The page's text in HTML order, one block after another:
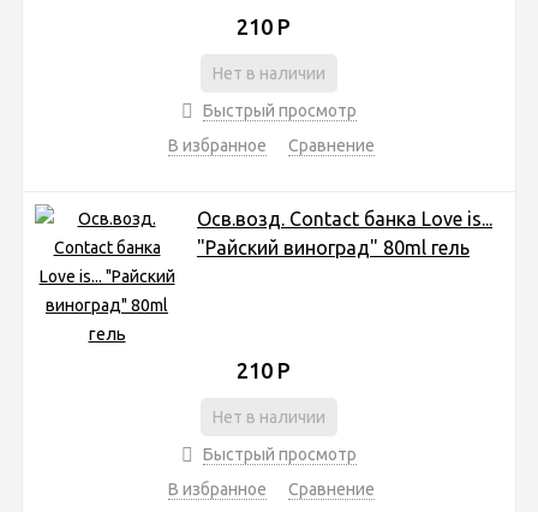
210 Р
Нет в наличии
Быстрый просмотр
В избранное
Сравнение
Осв.возд. Соntact банка Love is...
"Райский виноград" 80ml гель
210 Р
Нет в наличии
Быстрый просмотр
В избранное
Сравнение